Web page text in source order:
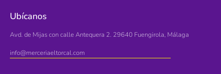
Ubícanos
Avd. de Mijas con calle Antequera 2. 29640 Fuengirola, Málaga
info@merceriaeltorcal.com